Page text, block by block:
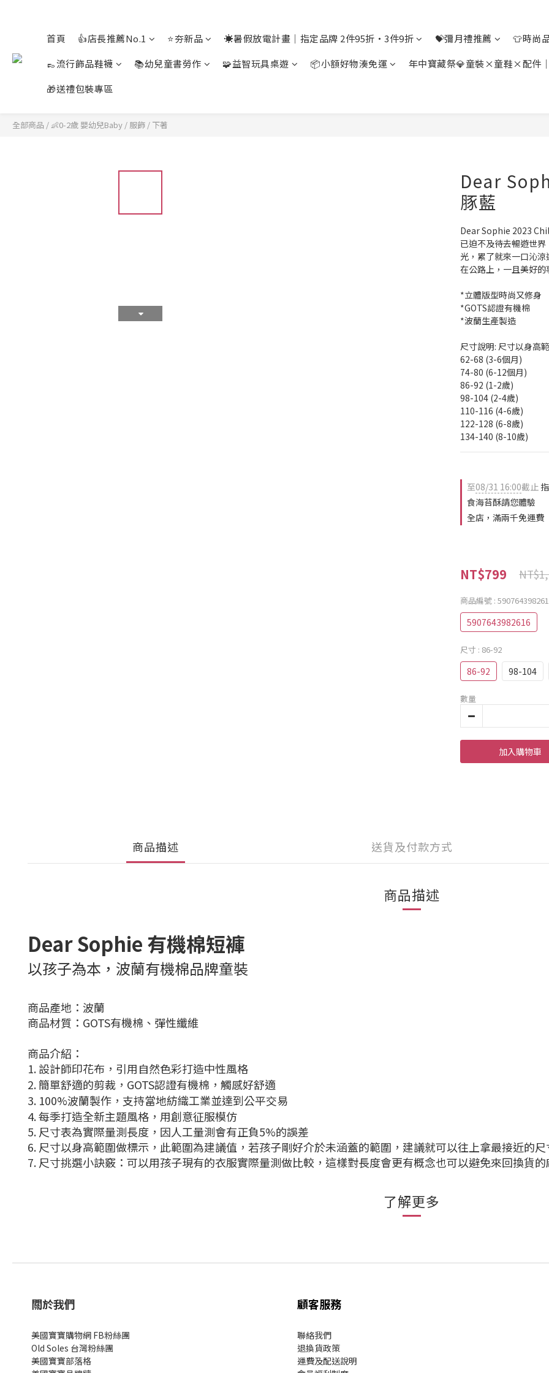
首頁 👍店長推薦No.1 ⭐夯新品 ☀️暑假放電計畫｜指定品牌 2件95折・3件9折 💝彌月禮推薦
👕時尚
👞流行飾品鞋襪
📚幼兒童書勞作 🧩益智玩具桌遊 📦小額好物湊免運
年中寶藏祭💎童裝×童鞋×配件
🎁送禮包裝專區
全部商品 / 👶0-2歲 嬰幼兒Baby / 服飾 / 下著
Dear
豚藍
Dear Sophie 2023
已迫不及待去暢遊世
光，累了就來一口沁
在公路上，一且美好
*立體版型時尚又修身
*GOTS認證有機棉
*波蘭生產製造
尺寸說明: 尺寸以身高
62-68 (3-6個月)
74-80 (6-12個月)
86-92 (1-2歲)
98-104 (2-4歲)
110-116 (4-6歲)
122-128 (6-8歲)
134-140 (8-10歲)
至08/31 16:00截止
食海苔酥請您體驗
全店，滿兩千免運費
NT$799
商品編號 :
5907643982616
尺寸 : 86-92
86-92 98-104
數量
加入購物車
商品描述 送貨及付款方式
商品描述
Dear Sophie 有機棉短褲
以孩子為本，波蘭有機棉品牌童裝
商品產地：波蘭
商品材質：GOTS有機棉、彈性纖維
商品介紹：
1.設計師印花布，引用自然色彩打造中性風格
2.簡單舒適的剪裁， GOTS認證有機棉，觸感好舒適
3. 100%波蘭製作，支持當地紡織工業並達到公平交易
4.每季打造全新主題風格，用創意征服模仿
5. 尺寸表為實際量測長度，因人工量測會有正負5%的誤差
6. 尺寸以身高範圍做標示，此範圍為建議值，若孩子剛好介於未涵蓋的範圍，建議就可以往上拿最接近的尺
7. 尺寸挑選小訣竅：可以用孩子現有的衣服實際量測做比較，這樣對長度會更有概念也可以避免來回換貨
了解更多
關於我們
美國寶寶購物網 FB粉絲團
Old Soles 台灣粉絲團
美國寶寶部落格
顧客服務
聯絡我們
退換貨政策
運費及配送說明